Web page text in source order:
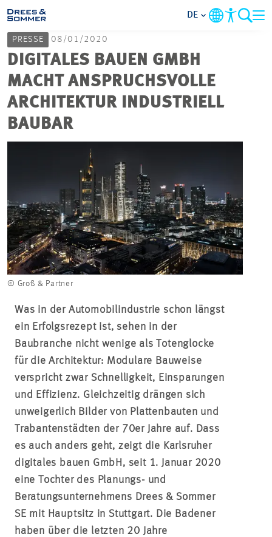
MARKETS
SERVICES
IM FOKUS
KARRIERE
PROJEKTE
KONTAKT
DE
PRESSE 08/01/2020
DIGITALES BAUEN GMBH
MACHT ANSPRUCHSVOLLE
ARCHITEKTUR INDUSTRIELL
BAUBAR
© Groß & Partner
Was in der Automobilindustrie schon längst
ein Erfolgsrezept ist, sehen in der
Baubranche nicht wenige als Totenglocke
für die Architektur: Modulare Bauweise
verspricht zwar Schnelligkeit, Einsparungen
und Effizienz. Gleichzeitig drängen sich
unweigerlich Bilder von Plattenbauten und
Trabantenstädten der 70er Jahre auf. Dass
es auch anders geht, zeigt die Karlsruher
digitales bauen GmbH, seit 1. Januar 2020
eine Tochter des Planungs- und
Beratungsunternehmens Drees & Sommer
SE mit Hauptsitz in Stuttgart. Die Badener
haben über die letzten 20 Jahre